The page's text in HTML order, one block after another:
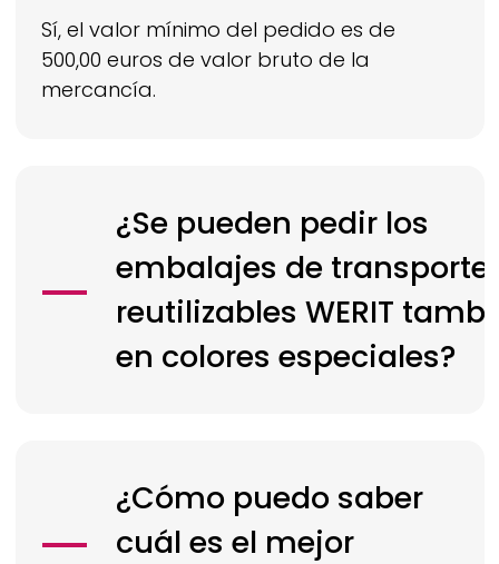
Sí, el valor mínimo del pedido es de
500,00 euros de valor bruto de la
mercancía.
¿Se pueden pedir los
embalajes de transporte
reutilizables WERIT
en colores especiales?
¿Cómo puedo saber
cuál es el mejor